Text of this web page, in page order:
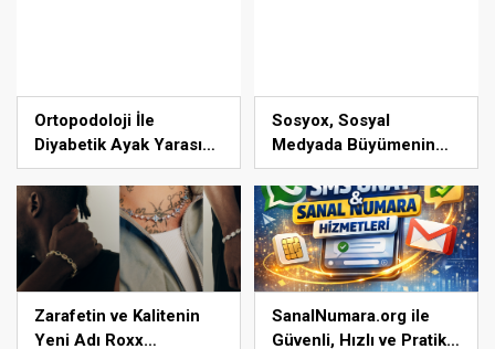
Ortopodoloji İle
Diyabetik Ayak Yarası
Tedavisi
Sosyox, Sosyal
Medyada Büyümenin
Güvenilir Adresi Olarak
Öne Çıkıyor
Zarafetin ve Kalitenin
Yeni Adı Roxx
SanalNumara.org ile
Güvenli, Hızlı ve Pratik